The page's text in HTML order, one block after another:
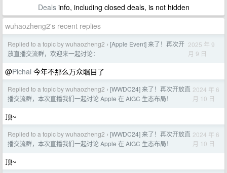
Dealsinfo, including closed deals, is not hidden
wuhaozheng2's recent replies
Replied to a topic by wuhaozheng2 › [Apple Event] 来了！再次开
放直播交流群，欢迎来一起讨论：
2025 年 9
月 9 日
@Pichai 今年不那么万众瞩目了
Replied to a topic by wuhaozheng2 › [WWDC24] 来了！再次开放直
播交流群，本次直播我们一起讨论 Apple 在 AIGC 生态布局！
2024 年 6
月 10 日
顶~
Replied to a topic by wuhaozheng2 › [WWDC24] 来了！再次开放直
播交流群，本次直播我们一起讨论 Apple 在 AIGC 生态布局！
2024 年 6
月 10 日
顶~